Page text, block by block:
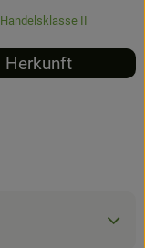
Handelsklasse II
Herkunft